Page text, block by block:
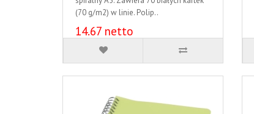
(70 g/m2) w linie. Polip..
14.67 netto